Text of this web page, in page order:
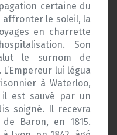
certaine du
le soleil, la
en charrette
Son
le surnom de
lui légua
à Waterloo,
est sauvé par un
soigné. Il recevra
Baron, en 1815.